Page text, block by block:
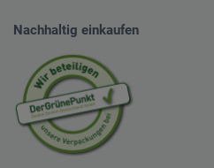
Nachhaltig einkaufen